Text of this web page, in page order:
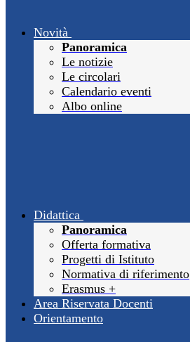
Novità
Panoramica
Le notizie
Le circolari
Calendario eventi
Albo online
Didattica
Panoramica
Offerta formativa
Progetti di Istituto
Normativa di riferimento
Erasmus +
Area Riservata Docenti
Orientamento